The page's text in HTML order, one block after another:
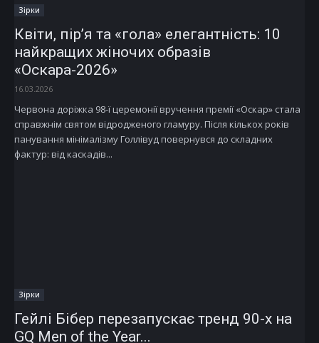
Зірки
Квіти, пір’я та «гола» елегантність: 10
найкращих жіночих образів
«Оскара-2026»
16.03.2026
Червона доріжка 98-ї церемонії вручення премії «Оскар» стала
справжнім святом відродженого гламуру. Після кількох років
панування мінімалізму Голлівуд повернувся до складних
фактур: від каскадів...
Зірки
Гейлі Бібер перезапускає тренд 90-х на
GQ Men of the Year...